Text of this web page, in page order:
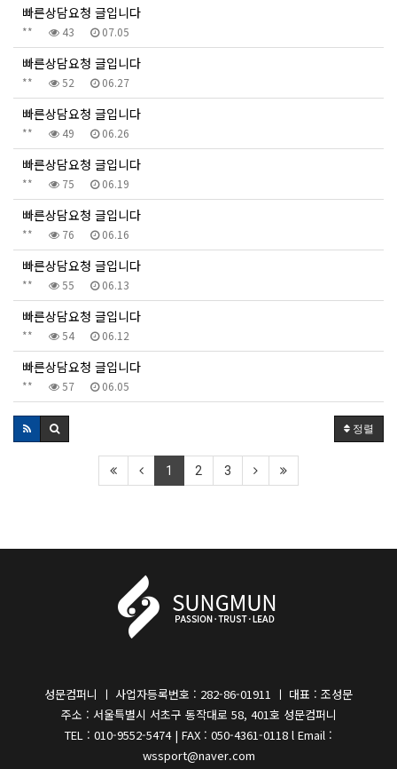
빠른상담요청 글입니다
** 43 07.05
빠른상담요청 글입니다
** 52 06.27
빠른상담요청 글입니다
** 49 06.26
빠른상담요청 글입니다
** 75 06.19
빠른상담요청 글입니다
** 76 06.16
빠른상담요청 글입니다
** 55 06.13
빠른상담요청 글입니다
** 54 06.12
빠른상담요청 글입니다
** 57 06.05
정렬
1 2 3
성문컴퍼니 ㅣ 사업자등록번호 : 282-86-01911 ㅣ 대표 : 조성문
주소 : 서울특별시 서초구 동작대로 58, 401호 성문컴퍼니
TEL : 010-9552-5474 | FAX : 050-4361-0118 l Email :
wssport@naver.com